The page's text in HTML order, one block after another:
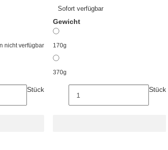
nicht verfügbar
Stück
Sofort verfügbar
Gewicht
170g
370g
Stück